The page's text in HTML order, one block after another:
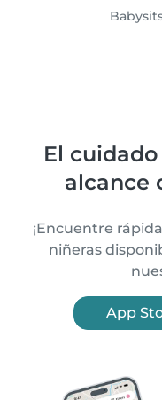
El
alcance
¡Encuentre
niñeras
App